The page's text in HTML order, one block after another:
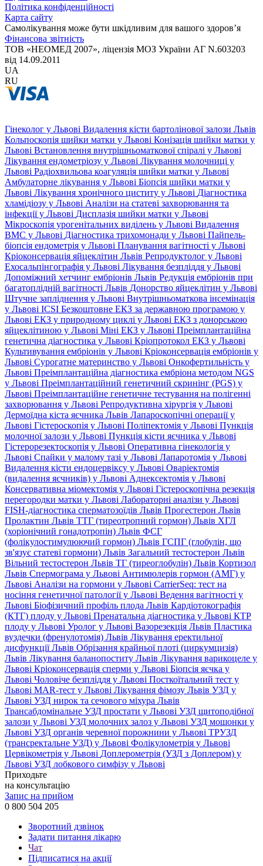
Політика конфіденційності
Карта сайту
Самолікування може бути шкідливим для вашого здоров’я
Фінансова звітність
ТОВ «НЕОМЕД 2007», ліцензія МОЗ України АГ N.603203
від 14.09.2011
UA
RU
Гінеколог у Львові Видалення кісти бартолінової залози Львів
Кольпоскопія шийки матки у Львові Конізація шийки матки у
Львові Встановлення внутрішньоматкової спіралі у Львові
Лікування ендометріозу у Львові Лікування молочниці у
Львові Радіохвильова коагуляція шийки матки у Львові
Амбулаторне лікування у Львові Біопсія шийки матки у
Львові Лікування хронічного циститу у Львові Діагностика
хламідіозу у Львові Аналізи на статеві захворювання та
інфекції у Львові Дисплазія шийки матки у Львові
Мікроскопія урогенітальних виділень у Львові Видалення
ВМС у Львові Діагностика трихомонади у Львові Пайпель-
біопсія ендометрія у Львові Планування вагітності у Львові
Кріоконсервація яйцеклітин Львів Репродуктолог у Львові
Ехосальпінгографія у Львові Лікування безпліддя у Львові
Допоміжний хетчинг ембріонів Львів Редукція ембріонів при
багатоплідній вагітності Львів Донорство яйцеклітин у Львові
Штучне запліднення у Львові Внутрішньоматкова інсемінація
у Львові ICSI Безкоштовне ЕКЗ за державною програмою у
Львові ЕКЗ у природному циклі у Львові ЕКЗ з донорською
яйцеклітиною у Львові Міні ЕКЗ у Львові Преімплантаційна
генетична діагностика у Львові Кріопротокол ЕКЗ у Львові
Культивування ембріонів у Львові Кріоконсервація ембріонів у
Львові Сурогатне материнство у Львові Онкофертильність у
Львові Преімплантаційна діагностика ембріона методом NGS
у Львові Преімплантаційний генетичний скринінг (PGS) у
Львові Преімплантаційне генетичне тестування на полігенні
захворювання у Львові Репродуктивна хірургія у Львові
Дермоїдна кіста яєчника Львів Лапароскопічні операції у
Львові Гістероскопія у Львові Поліпектомія у Львові Пункція
молочної залози у Львові Пункція кісти яєчника у Львові
Гістерорезектоскопія у Львові Оперативна гінекологія у
Львові Спайки у малому тазі у Львові Лапаротомія у Львові
Видалення кісти ендоцервіксу у Львові Оваріектомія
(видалення яєчників) у Львові Аднексектомія у Львові
Консервативна міомектомія у Львові Гістероскопічна резекція
перегородки матки у Львові Лабораторні аналізи у Львові
FISH-діагностика сперматозоїдів Львів Прогестерон Львів
Пролактин Львів ТТГ (тиреотропний гормон) Львів ХГЛ
(хоріонічний гонадотропін) Львів ФСГ
(фолікулостимулюючий гормон) Львів ГСПГ (глобулін, що
зв'язує статеві гормони) Львів Загальний тестостерон Львів
Вільний тестостерон Львів ТГ (тиреоглобулін) Львів Кортизол
Львів Спермограма у Львові Антимюлерів гормон (АМГ) у
Львові Аналізи на гормони у Львові CarrierSeq: тест на
носіння генетичної патології у Львові Ведення вагітності у
Львові Біофізичний профіль плода Львів Кардіотокографія
(КТГ) плоду у Львові Пренатальна діагностика у Львові КТР
плоду у Львові Уролог у Львові Вазорезекція Львів Пластика
вуздечки (френулотомія) Львів Лікування еректильної
дисфункції Львів Обрізання крайньої плоті (циркумцизія)
Львів Лікування баланопоститу Львів Лікування варикоцеле у
Львові Кріоконсервація сперми у Львові Біопсія яєчка у
Львові Чоловіче безпліддя у Львові Посткоїтальний тест у
Львові MAR-тест у Львові Лікування фімозу Львів УЗД у
Львові УЗД нирок та сечового міхура Львів
Трансабдомінальне УЗД простати у Львові УЗД щитоподібної
залози у Львові УЗД молочних залоз у Львові УЗД мошонки у
Львові УЗД органів черевної порожнини у Львові ТРУЗД
(трансректальне УЗД) у Львові Фолікулометрія у Львові
Цервікометрія у Львові Доплерометрія (УЗД з Доплером) у
Львові УЗД лобкового симфізу у Львові
Приходьте
на консультацію
Запис на прийом
0 800 504 205
Зворотний дзвінок
Задати питання лікарю
Чат
Підписатися на акції